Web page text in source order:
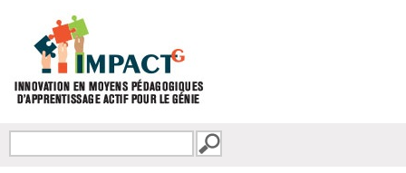
FORMULAIRE DE